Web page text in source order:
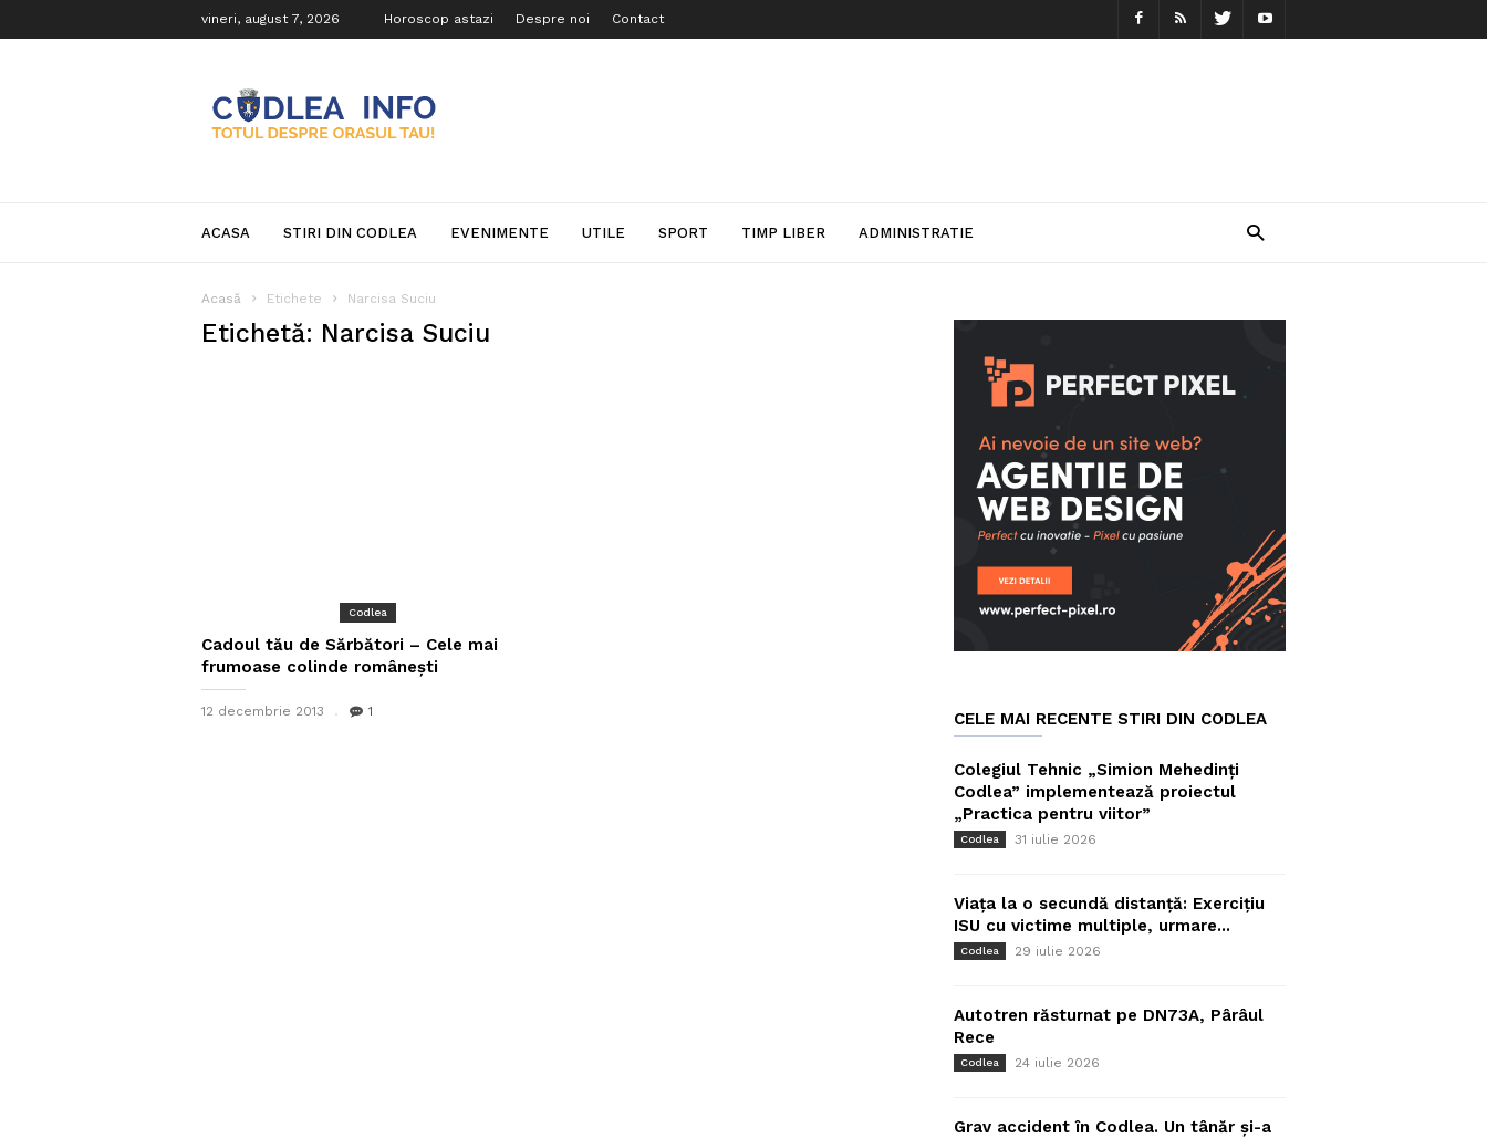
vineri, august 7, 2026 Horoscop astazi Despre noi Contact
Info
ACASA STIRI DIN CODLEA EVENIMENTE UTILE SPORT TIMP LIBER ADMINISTRATIE
Acasă Etichete Narcisa Suciu
Etichetă: Narcisa Suciu
Codlea
Cadoul tău de Sărbători – Cele mai
frumoase colinde românești
12 decembrie 2013 1 CELE MAI RECENTE STIRI DIN CODLEA
Colegiul Tehnic „Simion Mehedinți
Codlea” implementează proiectul
„Practica pentru viitor”
Codlea 31 iulie 2026
Viața la o secundă distanță: Exercițiu
ISU cu victime multiple, urmare...
Codlea 29 iulie 2026
Autotren răsturnat pe DN73A, Pârâul
Rece
Codlea 24 iulie 2026
Grav accident în Codlea. Un tânăr și-a